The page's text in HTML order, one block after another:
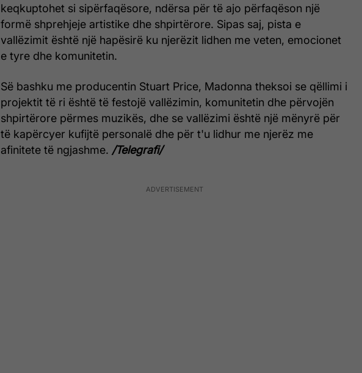
keqkuptohet si sipërfaqësore, ndërsa për të ajo përfaqëson një
formë shprehjeje artistike dhe shpirtërore. Sipas saj, pista e
vallëzimit është një hapësirë ku njerëzit lidhen me veten, emocionet
e tyre dhe komunitetin.
Së bashku me producentin Stuart Price, Madonna theksoi se qëllimi i
projektit të ri është të festojë vallëzimin, komunitetin dhe përvojën
shpirtërore përmes muzikës, dhe se vallëzimi është një mënyrë për
të kapërcyer kufijtë personalë dhe për t'u lidhur me njerëz me
afinitete të ngjashme. /Telegrafi/